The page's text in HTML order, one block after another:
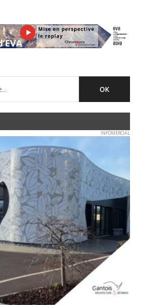
INFOMERCIAL